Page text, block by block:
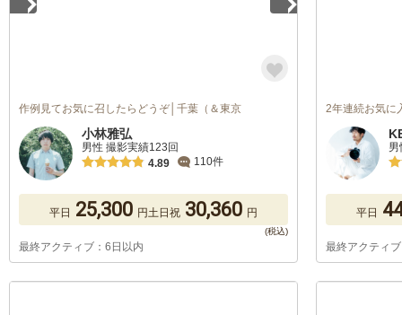
作例見てお気に召したらどうぞ│千葉（＆東京
小林雅弘
男性 撮影実績123回
4.89
110件
平日 25,300 円土日祝 30,360 円
最終アクティブ：6日以内
2年連続お気に
平日
最終アクティ